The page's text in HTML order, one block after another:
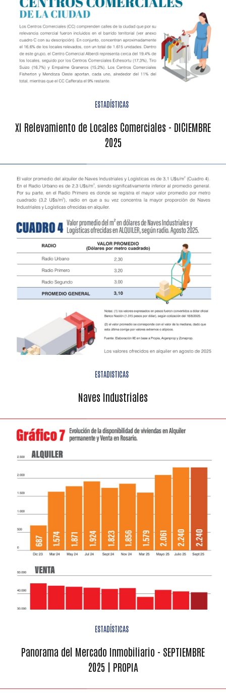
ESTADÍSTICAS
XI Relevamiento de Locales Comerciales - DICIEMBRE
2025
ESTADISTICAS
Naves Industriales
ESTADÍSTICAS
Panorama del Mercado Inmobiliario - SEPTIEMBRE
2025 | PROPIA